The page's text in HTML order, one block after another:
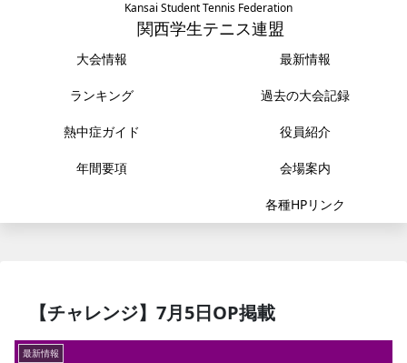
Kansai Student Tennis Federation
関西学生テニス連盟
大会情報 最新情報
ランキング 過去の大会記録
熱中症ガイド 役員紹介
年間要項 会場案内
各種HPリンク
【チャレンジ】7月5日OP掲載
最新情報